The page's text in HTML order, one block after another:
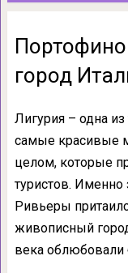
город
Лигурия – одна из
самые красивые
целом, которые
туристов. Именно
Ривьеры
живописный
века облюбовали